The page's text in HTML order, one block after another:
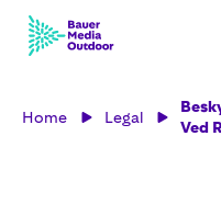
Home Legal
Ved